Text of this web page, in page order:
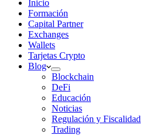
Inicio
Formación
Capital Partner
Exchanges
Wallets
Tarjetas Crypto
Blog
Blockchain
DeFi
Educación
Noticias
Regulación y Fiscalidad
Trading